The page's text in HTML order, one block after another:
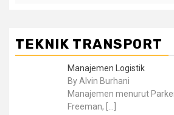
TEKNIK TRANSPORT
Manajemen Logistik
By Alvin Burhani
Manajemen menurut
Freeman,